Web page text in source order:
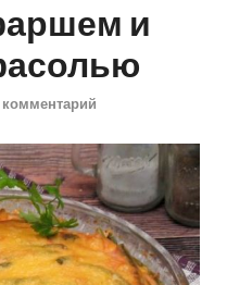
и
комментарий